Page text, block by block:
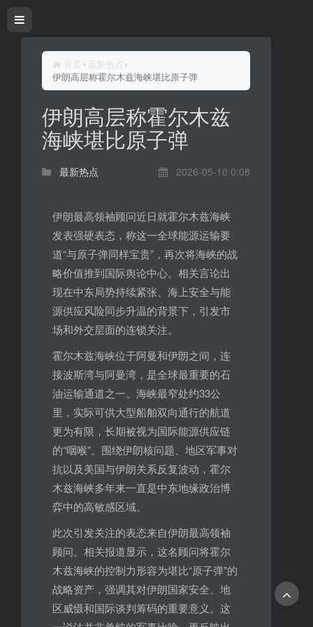
首页
最新热点
伊朗高层称霍尔木兹海峡堪比原子弹
伊朗高层称霍尔木兹
海峡堪比原子弹
最新热点 2026-05-10 0:08
伊朗最高领袖顾问近日就霍尔木兹海峡
发表强硬表态，称这一全球能源运输要
道“与原子弹同样宝贵”，再次将海峡的战
略价值推到国际舆论中心。相关言论出
现在中东局势持续紧张、海上安全与能
源供应风险同步升温的背景下，引发市
场和外交层面的连锁关注。
霍尔木兹海峡位于阿曼和伊朗之间，连
接波斯湾与阿曼湾，是全球最重要的石
油运输通道之一。海峡最窄处约33公
里，实际可供大型船舶双向通行的航道
更为有限，长期被视为国际能源供应链
的“咽喉”。围绕伊朗核问题、地区军事对
抗以及美国与伊朗关系反复波动，霍尔
木兹海峡多年来一直是中东地缘政治博
弈中的高敏感区域。
此次引发关注的表态来自伊朗最高领袖
顾问。相关报道显示，这名顾问将霍尔
木兹海峡的控制力形容为堪比“原子弹”的
战略资产，强调其对伊朗国家安全、地
区威慑和国际谈判筹码的重要意义。这